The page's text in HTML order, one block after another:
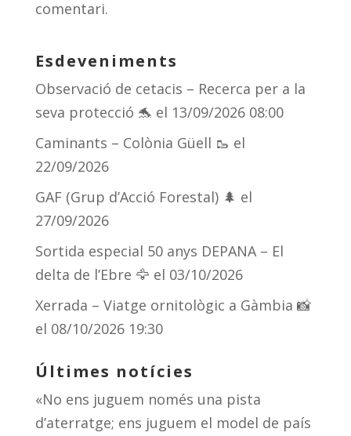
comentari.
Esdeveniments
Observació de cetacis – Recerca per a la
seva protecció 🐬 el 13/09/2026 08:00
Caminants – Colònia Güell 🥾 el
22/09/2026
GAF (Grup d’Acció Forestal) 🌲 el
27/09/2026
Sortida especial 50 anys DEPANA – El
delta de l’Ebre 🦅 el 03/10/2026
Xerrada – Viatge ornitològic a Gàmbia 📸
el 08/10/2026 19:30
Últimes notícies
«No ens juguem només una pista
d’aterratge; ens juguem el model de país